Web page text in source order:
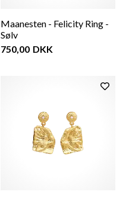
Maanesten - Felicity Ring -
Sølv
750,00 DKK